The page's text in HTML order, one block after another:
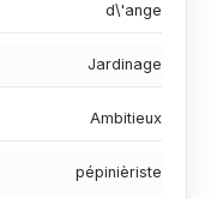
d\'ange
Jardinage
Ambitieux
pépinièriste